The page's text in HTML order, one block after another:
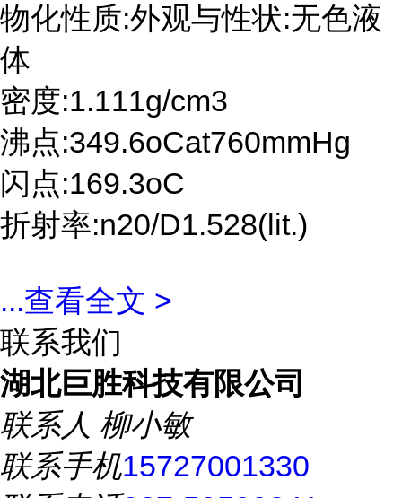
物化性质:外观与性状:无色液
体
密度:1.111g/cm3
沸点:349.6oCat760mmHg
闪点:169.3oC
折射率:n20/D1.528(lit.)
...查看全文 >
联系我们
湖北巨胜科技有限公司
联系人 柳小敏
联系手机15727001330